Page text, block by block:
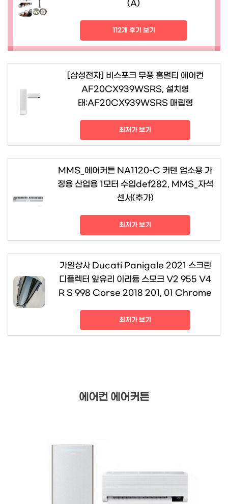
(A)
112개 후기 보기
[삼성전자] 비스포크 무풍 홈멀티 에어컨
AF20CX939WSRS, 설치형
태:AF20CX939WSRS 매립형
최저가 보기
MMS_에어커튼 NA1120-C 커텐 업소용 가
정용 산업용 1모터 수입def282, MMS_자석
센서(추가)
최저가 보기
가일상사 Ducati Panigale 2021 스크린
디플렉터 앞유리 이리듐 스모크 V2 955 V4
R S 998 Corse 2018 201, 01 Chrome
최저가 보기
에어컨 에어커튼